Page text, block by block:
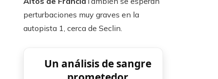
perturbaciones muy graves en la
autopista 1, cerca de Seclin.
Un análisis de sangre